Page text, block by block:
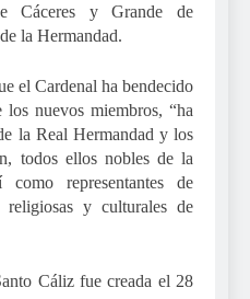
Cáceres y Grande de
la Hermandad.
el Cardenal ha bendecido
nuevos miembros, “ha
la Real Hermandad y los
todos ellos nobles de la
representantes de
religiosas y culturales de
Cáliz fue creada el 28